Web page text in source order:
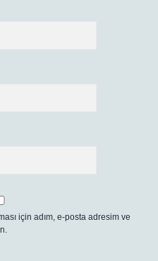
için adım, e-posta adresim ve